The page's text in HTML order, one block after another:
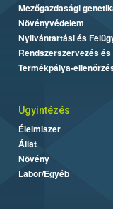
Mezőgazdasági
Növényvédelem
Nyilvántartási és
Rendszerszervezés
Termékpálya-
Ügyintézés
Élelmiszer
Állat
Növény
Labor/Egyéb